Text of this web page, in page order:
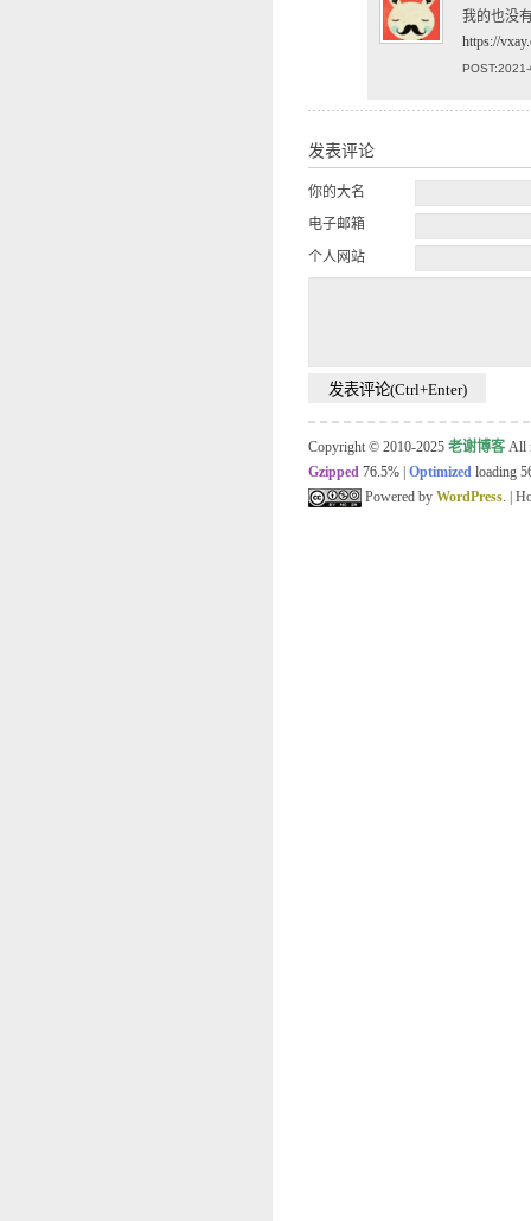
我的也没
https://
发表评论
你的大名
电子邮箱
个人网站
Copyright © 2010-2025 老谢博客 All
Gzipped 76.5% | Optimized loading
Powered by WordPress . |